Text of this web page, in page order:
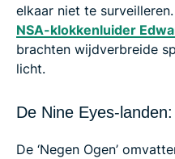
elkaar niet te
NSA-klokkenluider
brachten wijdverbreide
licht.
De Nine Eyes-landen:
De ‘Negen Ogen’